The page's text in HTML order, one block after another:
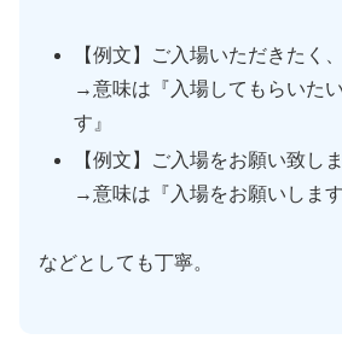
【例文】ご入場いただきたく
→意味は『入場してもらいた
す』
【例文】ご入場をお願い致し
→意味は『入場をお願いします
などとしても丁寧。